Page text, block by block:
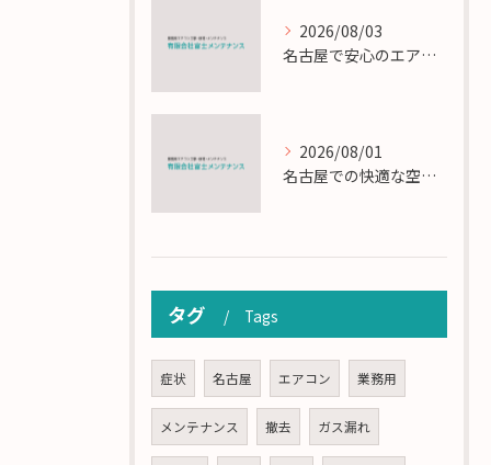
2026/08/03
名古屋で安心のエアコン工事と定期メンテナンスの重要性
2026/08/01
名古屋での快適な空調を実現するエアコンサービスの技術
タグ Tags
症状 名古屋 エアコン 業務用
メンテナンス 撤去 ガス漏れ